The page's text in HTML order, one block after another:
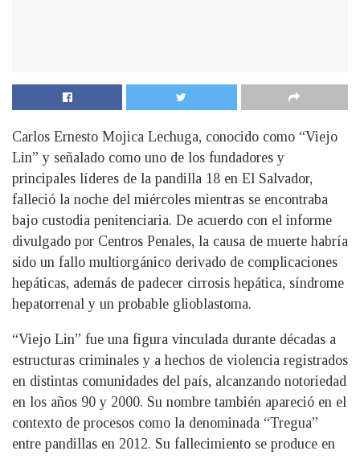
Carlos Ernesto Mojica Lechuga, conocido como “Viejo
Lin” y señalado como uno de los fundadores y
principales líderes de la pandilla 18 en El Salvador,
falleció la noche del miércoles mientras se encontraba
bajo custodia penitenciaria. De acuerdo con el informe
divulgado por Centros Penales, la causa de muerte habría
sido un fallo multiorgánico derivado de complicaciones
hepáticas, además de padecer cirrosis hepática, síndrome
hepatorrenal y un probable glioblastoma.
“Viejo Lin” fue una figura vinculada durante décadas a
estructuras criminales y a hechos de violencia registrados
en distintas comunidades del país, alcanzando notoriedad
en los años 90 y 2000. Su nombre también apareció en el
contexto de procesos como la denominada “Tregua”
entre pandillas en 2012. Su fallecimiento se produce en